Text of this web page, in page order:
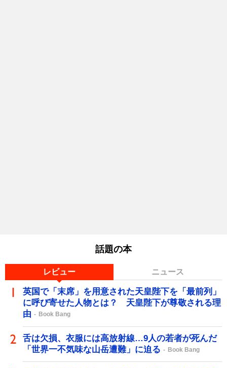
話題の本
レビュー ニュース
英国で「末席」を用意された天皇陛下を「最前列」
に呼び寄せた人物とは？ 天皇陛下が尊敬される理
由
Book Bang
舌は欠損、衣服には高放射線…9人の若者が死んだ
「世界一不気味な山岳遭難」に迫る
Book Bang